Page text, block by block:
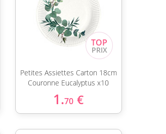
Petites Assiettes Carton 18cm
Couronne Eucalyptus x10
1.70 €